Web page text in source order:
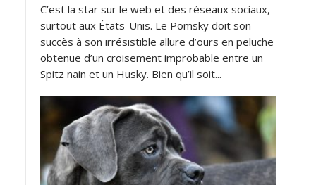
C’est la star sur le web et des réseaux sociaux,
surtout aux États-Unis. Le Pomsky doit son
succès à son irrésistible allure d’ours en peluche
obtenue d’un croisement improbable entre un
Spitz nain et un Husky. Bien qu’il soit...